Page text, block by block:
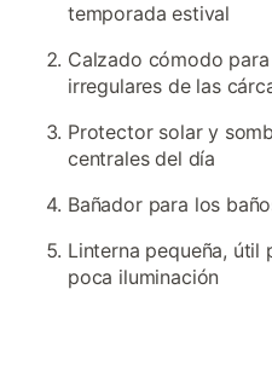
temporada estival
Calzado cómodo
irregulares de las
Protector solar y
centrales del día
Bañador para los
Linterna pequeña, útil
poca iluminación